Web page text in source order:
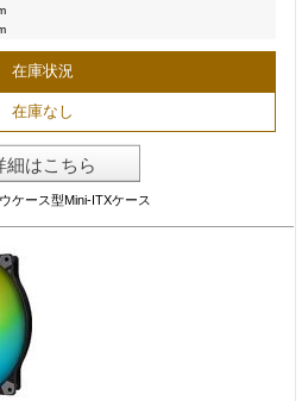
在庫状況
在庫なし
細はこちら
ケース型Mini-ITXケース